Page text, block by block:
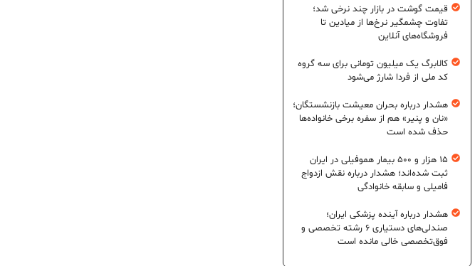
قیمت گوشت در بازار چند نرخی شد؛
تفاوت چشمگیر نرخ‌ها از میادین تا
فروشگاه‌های آنلاین
کالابرگ یک میلیون تومانی برای سه گروه
کد ملی از فردا شارژ می‌شود
هشدار درباره بحران معیشت بازنشستگان؛
«نان و پنیر» هم از سفره برخی خانواده‌ها
حذف شده است
۱۵ هزار و ۵۰۰ بیمار هموفیلی در ایران
ثبت شده‌اند؛ هشدار درباره نقش ازدواج
فامیلی و سابقه خانوادگی
هشدار درباره آینده پزشکی ایران؛
صندلی‌های دستیاری ۶ رشته تخصصی و
فوق‌تخصصی خالی مانده است